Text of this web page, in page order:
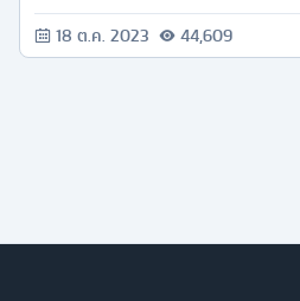
18 ต.ค. 2023 44,609